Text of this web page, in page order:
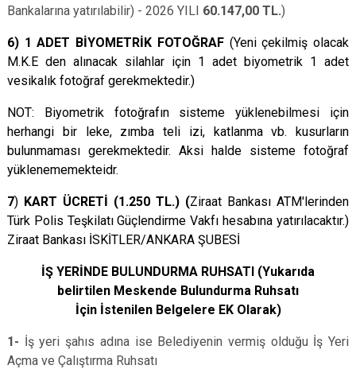
Bankalarına yatırılabilir) - 2026 YILI 60.147,00 TL.)
6) 1 ADET BİYOMETRİK FOTOĞRAF (Yeni çekilmiş olacak
M.K.E den alınacak silahlar için 1 adet biyometrik 1 adet
vesikalık fotoğraf gerekmektedir.)
NOT: Biyometrik fotoğrafın sisteme yüklenebilmesi için
herhangi bir leke, zımba teli izi, katlanma vb. kusurların
bulunmaması gerekmektedir. Aksi halde sisteme fotoğraf
yüklenememekteidr.
7) KART ÜCRETİ (1.250 TL.) (Ziraat Bankası ATM'lerinden
Türk Polis Teşkilatı Güçlendirme Vakfı hesabına yatırılacaktır.)
Ziraat Bankası İSKİTLER/ANKARA ŞUBESİ
İŞ YERİNDE BULUNDURMA RUHSATI (Yukarıda
belirtilen Meskende Bulundurma Ruhsatı
İçin İstenilen Belgelere EK Olarak)
1- İş yeri şahıs adına ise Belediyenin vermiş olduğu İş Yeri
Açma ve Çalıştırma Ruhsatı